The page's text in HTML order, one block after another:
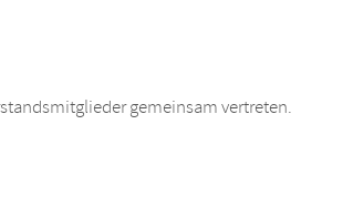
gemeinsam vertreten.